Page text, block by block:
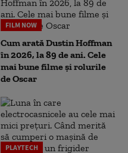
FILM NOW
Cum arată Dustin Hoffman
în 2026, la 89 de ani. Cele
mai bune filme și rolurile
de Oscar
PLAYTECH